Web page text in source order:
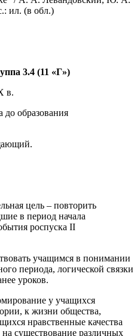
ил. (в обл.)
3.4 (11 «Г»)
в.
до образования
цель – повторить
в период начала
роспуска II
учащимся в понимании
периода, логической связки
уроков.
у учащихся
к жизни общества,
нравственные качества
существование различных